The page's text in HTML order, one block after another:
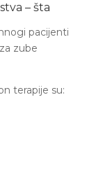
– šta
pacijenti
zube
terapije su: